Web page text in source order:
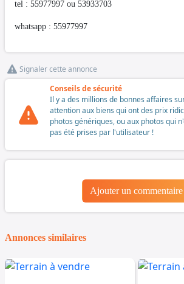
tel : 55977997 ou 53933703
whatsapp : 55977997
Signaler cette annonce
Conseils de sécurité
Il y a des millions de bonnes affaires
attention aux biens qui ont des prix
photos génériques, ou aux photos qui
pas été prises par l'utilisateur !
Ajouter un commentaire
Annonces similaires